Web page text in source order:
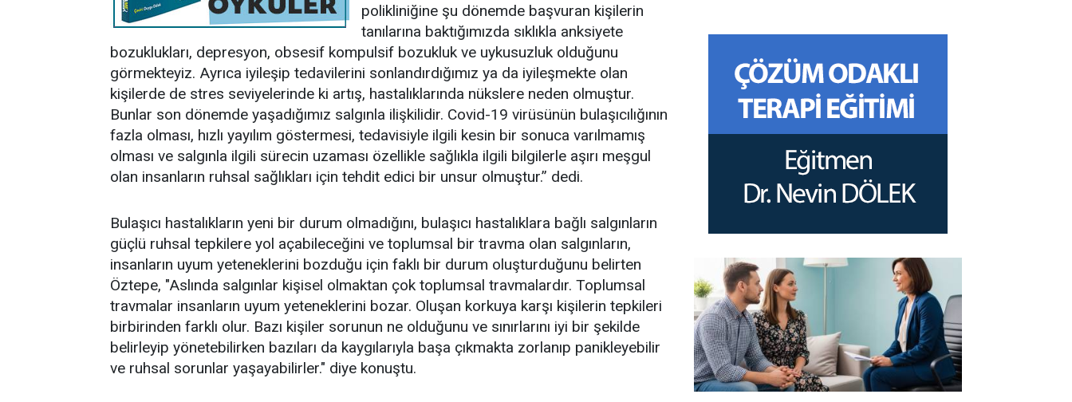
polikliniğine şu dönemde başvuran kişilerin
tanılarına baktığımızda sıklıkla anksiyete
bozuklukları, depresyon, obsesif kompulsif bozukluk ve uykusuzluk olduğunu
görmekteyiz. Ayrıca iyileşip tedavilerini sonlandırdığımız ya da iyileşmekte olan
kişilerde de stres seviyelerinde ki artış, hastalıklarında nükslere neden olmuştur.
Bunlar son dönemde yaşadığımız salgınla ilişkilidir. Covid-19 virüsünün bulaşıcılığının
fazla olması, hızlı yayılım göstermesi, tedavisiyle ilgili kesin bir sonuca varılmamış
olması ve salgınla ilgili sürecin uzaması özellikle sağlıkla ilgili bilgilerle aşırı meşgul
olan insanların ruhsal sağlıkları için tehdit edici bir unsur olmuştur.’’ dedi.
Bulaşıcı hastalıkların yeni bir durum olmadığını, bulaşıcı hastalıklara bağlı salgınların
güçlü ruhsal tepkilere yol açabileceğini ve toplumsal bir travma olan salgınların,
insanların uyum yeteneklerini bozduğu için faklı bir durum oluşturduğunu belirten
Öztepe, "Aslında salgınlar kişisel olmaktan çok toplumsal travmalardır. Toplumsal
travmalar insanların uyum yeteneklerini bozar. Oluşan korkuya karşı kişilerin tepkileri
birbirinden farklı olur. Bazı kişiler sorunun ne olduğunu ve sınırlarını iyi bir şekilde
belirleyip yönetebilirken bazıları da kaygılarıyla başa çıkmakta zorlanıp panikleyebilir
ve ruhsal sorunlar yaşayabilirler." diye konuştu.